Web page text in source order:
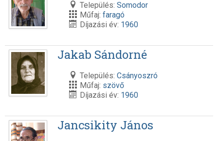
Település: Somodor
Műfaj: faragó
Díjazási év: 1960
Jakab Sándorné
Település: Csányoszró
Műfaj: szövő
Díjazási év: 1960
Jancsikity János